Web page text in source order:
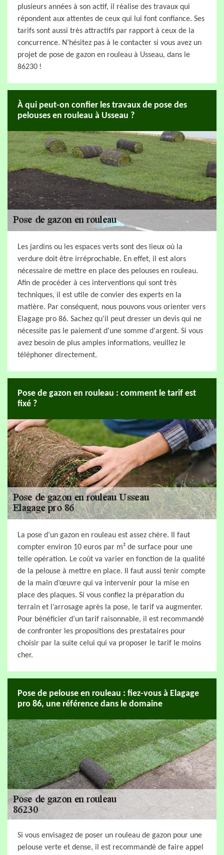
plusieurs années à son actif, il réalise des travaux qui
répondent aux attentes de ceux qui lui font confiance. Ses
tarifs sont aussi très attractifs par rapport à ceux de la
concurrence. N’hésitez pas à le contacter si vous avez un
projet de pose de gazon en rouleau à Usseau, dans le
86230 !
À qui peut-on confier les travaux de pose des
pelouses en rouleau à Usseau ?
Les jardins ou les espaces verts sont des lieux où la
verdure doit être irréprochable. En effet, il est alors
nécessaire de mettre en place des pelouses en rouleau.
Afin de procéder à ces interventions qui sont très
techniques, il est utile de convier des experts en la
matière. Par conséquent, nous pouvons vous orienter vers
Elagage pro 86. Sachez qu'il peut dresser un devis qui ne
nécessite pas le paiement d'une somme d'argent. Si vous
avez besoin de plus amples informations, veuillez le
téléphoner directement.
Pose de gazon en rouleau : comment le tarif est
fixé ?
La pose d’un gazon en rouleau est assez chère. Il faut
compter environ 10 euros par m² de surface pour une
telle opération. Le coût va varier en fonction de la qualité
de la pelouse à mettre en place. Il faut aussi tenir compte
de la main d’œuvre qui va intervenir pour la mise en
place des plaques. Si vous confiez la préparation du
terrain et l’arrosage après la pose, le tarif va augmenter.
Pour bénéficier d’un tarif raisonnable, il est recommandé
de confronter les propositions des prestataires pour
choisir par la suite celui qui va proposer le tarif le moins
cher.
Pose de pelouse en rouleau : fiez-vous à Elagage
pro 86, une référence dans le domaine
Si vous envisagez de poser un rouleau de gazon pour une
pelouse verte et dense, il est recommandé de faire appel